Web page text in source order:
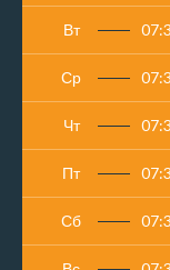
Вт
Ср
Чт
Пт
Сб